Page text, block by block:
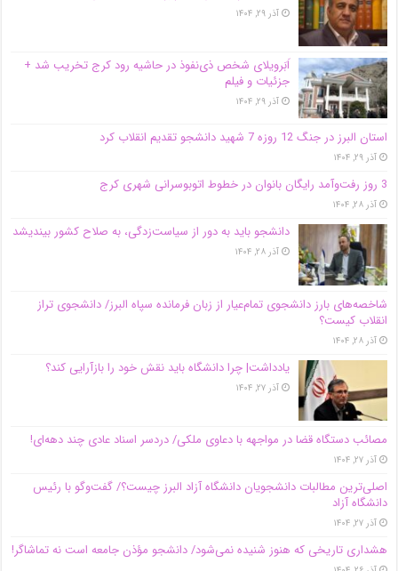
آذر ۲۹, ۱۴۰۴
اَبَر‌ویلای شخص ذی‌نفوذ در حاشیه‌ رود کرج تخریب شد +
جزئیات و فیلم
آذر ۲۹, ۱۴۰۴
استان البرز در جنگ 12 روزه 7 شهید دانشجو تقدیم انقلاب کرد
آذر ۲۹, ۱۴۰۴
3 روز رفت‌وآمد رایگان بانوان در خطوط اتوبوسرانی شهری کرج
آذر ۲۸, ۱۴۰۴
دانشجو باید به دور از سیاست‌زدگی، به صلاح کشور بیندیشد
آذر ۲۸, ۱۴۰۴
شاخصه‌های بارز دانشجوی تمام‌عیار از زبان فرمانده سپاه البرز/ دانشجوی تراز
انقلاب کیست؟
آذر ۲۸, ۱۴۰۴
یادداشت| چرا دانشگاه باید نقش خود را بازآرایی کند؟
آذر ۲۷, ۱۴۰۴
مصائب دستگاه قضا در مواجهه با دعاوی ملکی/ دردسر اسناد عادی چند‌ دهه‌ای!
آذر ۲۷, ۱۴۰۴
اصلی‌ترین مطالبات دانشجویان دانشگاه آزاد البرز چیست؟/ گفت‌وگو با رئیس
دانشگاه آز‌اد
آذر ۲۷, ۱۴۰۴
هشداری تاریخی که هنوز شنیده نمی‌شود/ دانشجو مؤذن جامعه است نه تماشاگر!